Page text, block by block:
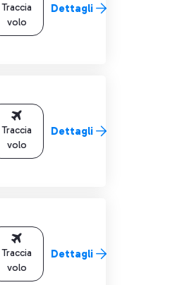
Traccia
volo
Dettagli
Traccia
volo
Dettagli
Traccia
volo
Dettagli